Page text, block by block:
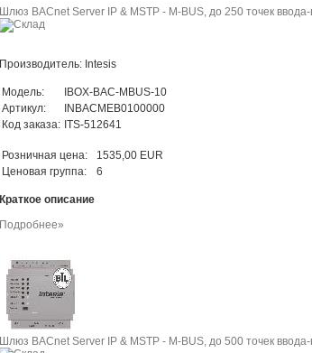
Шлюз BACnet Server IP & MSTP - M-BUS, до 250 точек
Производитель: Intesis
Модель:
IBOX-BAC-MBUS-10
Артикул:
INBACMEB0100000
Код заказа: ITS-512641
Розничная цена:
1535,00 EUR
Ценовая группа:
6
Краткое описание
Подробнее»
Шлюз BACnet Server IP & MSTP - M-BUS, до 500 точек